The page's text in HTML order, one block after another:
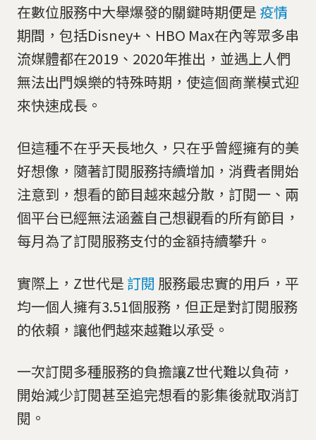
在數位服務中大舉爆發的關鍵時期便是 疫情
期間，包括Disney+、HBO Max在內等眾多串
流媒體都在2019、2020年推出，並遇上人們
無法出門娛樂的特殊時期，使這個商業模式迎
來快速成長。
但這種不在乎天長地久，只在乎曾經擁有的美
好想像，隨著訂閱服務持續增加，消費者開始
注意到，想看的節目越來越分散，訂閱一、兩
個平台已經無法涵蓋自己想觀看的所有節目，
每月為了訂閱服務支付的金額持續攀升。
實際上，Z世代是 訂閱 服務最忠實的用戶，平
均一個人擁有3.51個服務，但正是對訂閱服務
的依賴，讓他們越來越難以承受。
一次訂閱多種服務的負擔讓Z世代難以負荷，
開始減少訂閱甚至追完想看的影集後就取消訂
閱。